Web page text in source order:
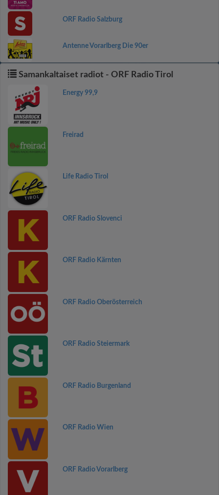
ORF Radio Salzburg
Antenne Vorarlberg Die 90er
Samankaltaiset radiot - ORF Radio Tirol
Energy 99,9
Freirad
Life Radio Tirol
ORF Radio Slovenci
ORF Radio Kärnten
ORF Radio Oberösterreich
ORF Radio Steiermark
ORF Radio Burgenland
ORF Radio Wien
ORF Radio Vorarlberg